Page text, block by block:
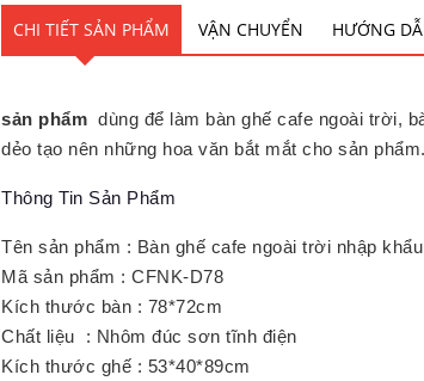
CHI TIẾT SẢN PHẨM VẬN CHUYỂN HƯỚNG
sản phẩm dùng để làm bàn ghế cafe ngoài trời,
dẻo tạo nên những hoa văn bắt mắt cho sản phẩm.
Thông Tin Sản Phẩm
Tên sản phẩm : Bàn ghế cafe ngoài trời nhập
Mã sản phẩm : CFNK-D78
Kích thước bàn : 78*72cm
Chất liệu : Nhôm đúc sơn tĩnh điện
Kích thước ghế : 53*40*89cm